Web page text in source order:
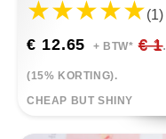
(1)
€ 12.65 + BTW* € 14.88
(15% KORTING).
CHEAP BUT SHINY